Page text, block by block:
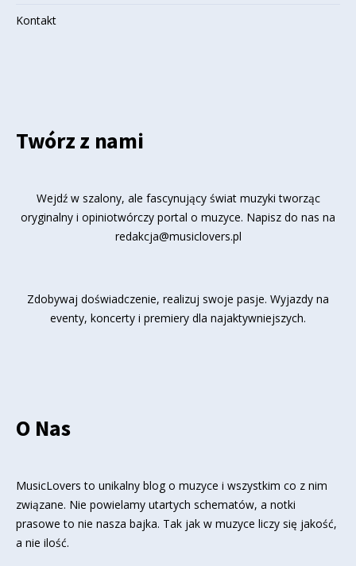
Kontakt
Twórz z nami
Wejdź w szalony, ale fascynujący świat muzyki tworząc
oryginalny i opiniotwórczy portal o muzyce. Napisz do nas na
redakcja@musiclovers.pl
Zdobywaj doświadczenie, realizuj swoje pasje. Wyjazdy na
eventy, koncerty i premiery dla najaktywniejszych.
O Nas
MusicLovers to unikalny blog o muzyce i wszystkim co z nim
związane. Nie powielamy utartych schematów, a notki
prasowe to nie nasza bajka. Tak jak w muzyce liczy się jakość,
a nie ilość.